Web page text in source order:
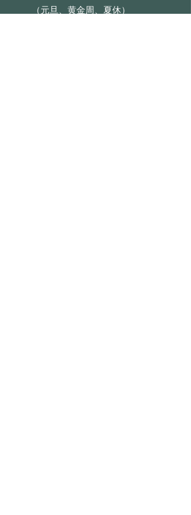
（元旦、黄金周、夏休）